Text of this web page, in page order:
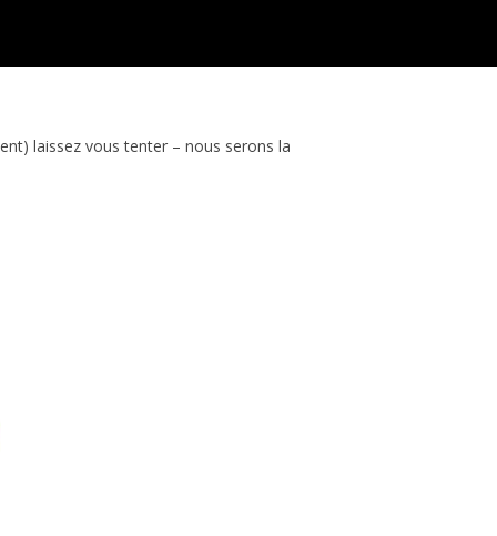
laissez vous tenter – nous serons la